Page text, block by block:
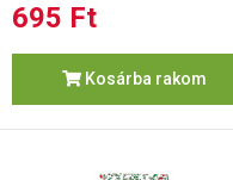
695 Ft
Kosárba rakom